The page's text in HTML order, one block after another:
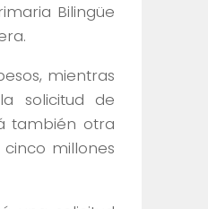
Bilingüe
mientras
solicitud de
también otra
millones